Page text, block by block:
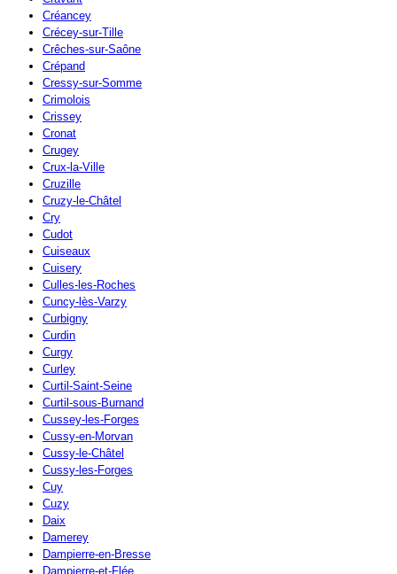
Créancey
Crécey-sur-Tille
Crêches-sur-Saône
Crépand
Cressy-sur-Somme
Crimolois
Crissey
Cronat
Crugey
Crux-la-Ville
Cruzille
Cruzy-le-Châtel
Cry
Cudot
Cuiseaux
Cuisery
Culles-les-Roches
Cuncy-lès-Varzy
Curbigny
Curdin
Curgy
Curley
Curtil-Saint-Seine
Curtil-sous-Burnand
Cussey-les-Forges
Cussy-en-Morvan
Cussy-le-Châtel
Cussy-les-Forges
Cuy
Cuzy
Daix
Damerey
Dampierre-en-Bresse
Dampierre-et-Flée